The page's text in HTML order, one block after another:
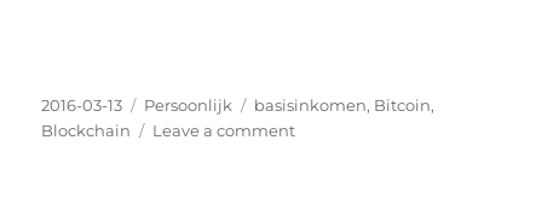
Posted
on
2016-03-13 Categories
Persoonlijk Tags
basisinkomen, Bitcoin,
Blockchain
Leave a comment